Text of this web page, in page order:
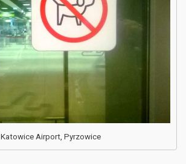
Katowice Airport, Pyrzowice